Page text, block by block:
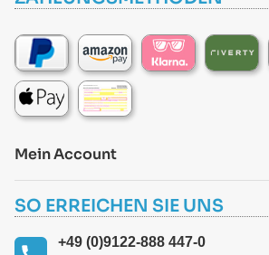
Mein Account
SO ERREICHEN SIE UNS
+49 (0)9122-888 447-0